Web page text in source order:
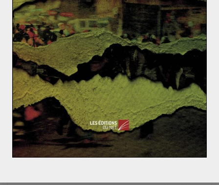
chaque État princier le choix de rejoindre l’Inde ou le
Pakistan.
Seuls trois États princiers posèrent un réel problème :
Junagadh, Hyderabad, ainsi que Jammu et Cachemire.
Si les deux premiers furent rattachés par la force à
l’Inde (soulèvement populaire en faveur de l’Union
indienne chez le premier, «opération de police» chez
le second), le cas du Jammu et Cachemire fut plus
complexe. Cet État princier se situe au nord-ouest de
l’Inde, à la frontière avec le Pakistan, et il y vit une
population en très grande partie musulmane, mais
gouvernée par un maharaja de confession hindoue,